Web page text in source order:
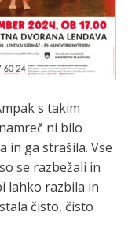
s takim
ni bilo
in ga strašila. Vse
se razbežali in
lahko razbila in
čisto, čisto